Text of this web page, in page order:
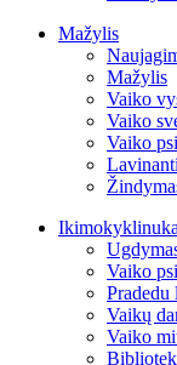
Mažylis
Mažylis
Vaiko
Vaiko
Vaiko
Vaiko
Vaikų
Vaiko